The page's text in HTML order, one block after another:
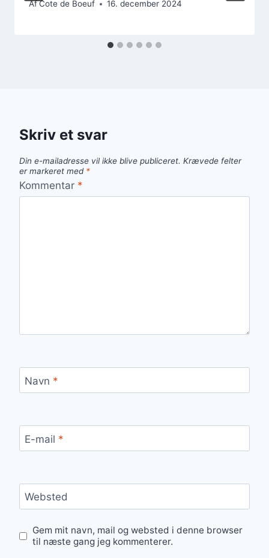
AfCote de Boeuf 16. december 2024
Skriv et svar
Din e-mailadresse vil ikke blive publiceret. Krævede felter
er markeret med *
Kommentar *
Navn *
E-mail *
Websted
Gem mit navn, mail og websted i denne browser
til næste gang jeg kommenterer.